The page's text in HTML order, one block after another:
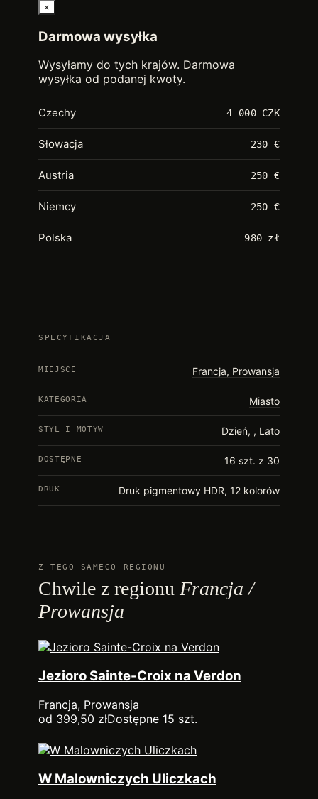
×
Darmowa wysyłka
Wysyłamy do tych krajów. Darmowa
wysyłka od podanej kwoty.
Czechy 4 000 CZK
Słowacja 230 €
Austria 250 €
Niemcy 250 €
Polska 980 zł
SPECYFIKACJA
MIEJSCE Francja, Prowansja
KATEGORIA Miasto
STYL I MOTYW Dzień, Lato
DOSTĘPNE 16 szt. z 30
DRUK Druk pigmentowy HDR, 12 kolorów
Z TEGO SAMEGO REGIONU
Chwile z regionu Francja /
Prowansja
Jezioro Sainte-Croix na Verdon
Francja, Prowansja
od 399,50 złDostępne 15 szt.
W Malowniczych Uliczkach